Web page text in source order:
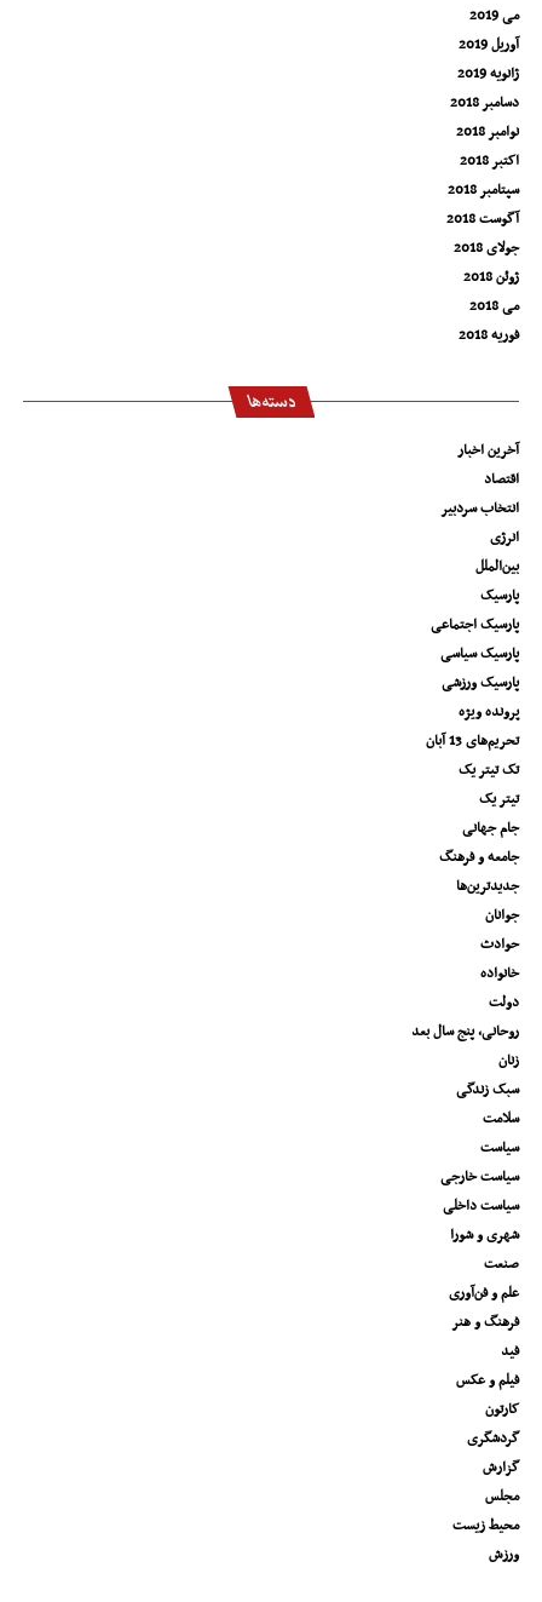
می 2019
آوریل 2019
ژانویه 2019
دسامبر 2018
نوامبر 2018
اکتبر 2018
سپتامبر 2018
آگوست 2018
جولای 2018
ژوئن 2018
می 2018
فوریه 2018
دسته‌ها
آخرین اخبار
اقتصاد
انتخاب سردبیر
انرژی
بین‌الملل
پارسیک
پارسیک اجتماعی
پارسیک سیاسی
پارسیک ورزشی
پرونده ویژه
تحریم‌های 13 آبان
تک تیتر یک
تیتر یک
جام جهانی
جامعه و فرهنگ
جدیدترین‌ها
جوانان
حوادث
خانواده
دولت
روحانی، پنج سال بعد
زنان
سبک زندگی
سلامت
سیاست
سیاست خارجی
سیاست داخلی
شهری و شورا
صنعت
علم و فن‌آوری
فرهنگ و هنر
فید
فیلم و عکس
کارتون
گردشگری
گزارش
مجلس
محیط زیست
ورزش